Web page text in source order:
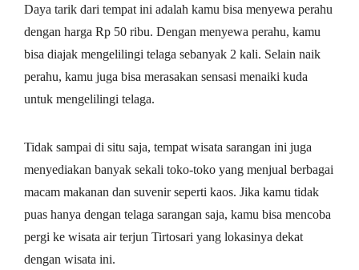
Daya tarik dari tempat ini adalah kamu bisa menyewa perahu
dengan harga Rp 50 ribu. Dengan menyewa perahu, kamu
bisa diajak mengelilingi telaga sebanyak 2 kali. Selain naik
perahu, kamu juga bisa merasakan sensasi menaiki kuda
untuk mengelilingi telaga.
Tidak sampai di situ saja, tempat wisata sarangan ini juga
menyediakan banyak sekali toko-toko yang menjual berbagai
macam makanan dan suvenir seperti kaos. Jika kamu tidak
puas hanya dengan telaga sarangan saja, kamu bisa mencoba
pergi ke wisata air terjun Tirtosari yang lokasinya dekat
dengan wisata ini.